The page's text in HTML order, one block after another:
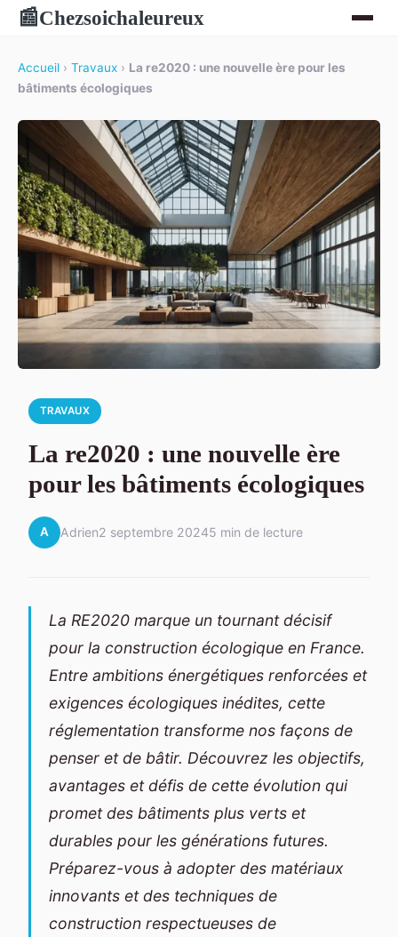
📰Chezsoichaleureux
Accueil › Travaux › La re2020 : une nouvelle ère pour les
bâtiments écologiques
TRAVAUX
La re2020 : une nouvelle ère
pour les bâtiments écologiques
A Adrien2 septembre 20245 min de lecture
La RE2020 marque un tournant décisif
pour la construction écologique en France.
Entre ambitions énergétiques renforcées et
exigences écologiques inédites, cette
réglementation transforme nos façons de
penser et de bâtir. Découvrez les objectifs,
avantages et défis de cette évolution qui
promet des bâtiments plus verts et
durables pour les générations futures.
Préparez-vous à adopter des matériaux
innovants et des techniques de
construction respectueuses de